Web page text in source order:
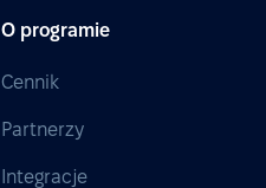
O programie
Cennik
Partnerzy
Integracje